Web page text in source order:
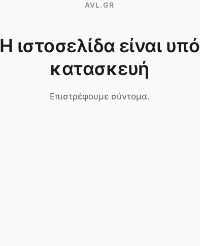
AVL.GR
Η ιστοσελίδα είναι υπό
κατασκευή
Επιστρέφουμε σύντομα.